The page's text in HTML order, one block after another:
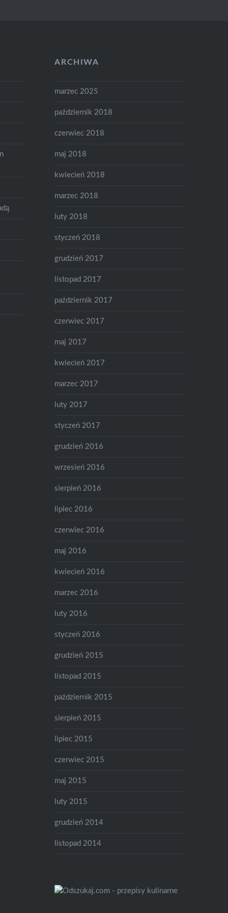
ARCHIWA
marzec 2025
październik 2018
czerwiec 2018
maj 2018
kwiecień 2018
marzec 2018
luty 2018
styczeń 2018
grudzień 2017
listopad 2017
październik 2017
czerwiec 2017
maj 2017
kwiecień 2017
marzec 2017
luty 2017
styczeń 2017
grudzień 2016
wrzesień 2016
sierpień 2016
lipiec 2016
czerwiec 2016
maj 2016
kwiecień 2016
marzec 2016
luty 2016
styczeń 2016
grudzień 2015
listopad 2015
październik 2015
sierpień 2015
lipiec 2015
czerwiec 2015
maj 2015
luty 2015
grudzień 2014
listopad 2014